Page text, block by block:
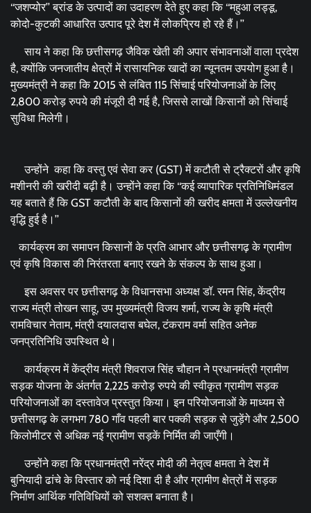
‘‘जशप्योर’’ ब्रांड के उत्पादों का उदाहरण देते हुए कहा कि ‘‘महुआ लड्डू,
कोदो-कुटकी आधारित उत्पाद पूरे देश में लोकप्रिय हो रहे हैं।’’
साय ने कहा कि छत्तीसगढ़ जैविक खेती की अपार संभावनाओं वाला प्रदेश
है, क्योंकि जनजातीय क्षेत्रों में रासायनिक खादों का न्यूनतम उपयोग हुआ है।
मुख्यमंत्री ने कहा कि 2015 से लंबित 115 सिंचाई परियोजनाओं के लिए
2,800 करोड़ रुपये की मंजूरी दी गई है, जिससे लाखों किसानों को सिंचाई
सुविधा मिलेगी।
उन्होंने कहा कि वस्तु एवं सेवा कर (GST) में कटौती से ट्रैक्टरों और कृषि
मशीनरी की खरीदी बढ़ी है। उन्होंने कहा कि ‘‘कई व्यापारिक प्रतिनिधिमंडल
यह बताते हैं कि GST कटौती के बाद किसानों की खरीद क्षमता में उल्लेखनीय
वृद्धि हुई है।’’
कार्यक्रम का समापन किसानों के प्रति आभार और छत्तीसगढ़ के ग्रामीण
एवं कृषि विकास की निरंतरता बनाए रखने के संकल्प के साथ हुआ।
इस अवसर पर छत्तीसगढ़ के विधानसभा अध्यक्ष डॉ. रमन सिंह, केंद्रीय
राज्य मंत्री तोखन साहू, उप मुख्यमंत्री विजय शर्मा, राज्य के कृषि मंत्री
रामविचार नेताम, मंत्री दयालदास बघेल, टंकराम वर्मा सहित अनेक
जनप्रतिनिधि उपस्थित थे।
कार्यक्रम में केंद्रीय मंत्री शिवराज सिंह चौहान ने प्रधानमंत्री ग्रामीण
सड़क योजना के अंतर्गत 2,225 करोड़ रुपये की स्वीकृत ग्रामीण सड़क
परियोजनाओं का दस्तावेज प्रस्तुत किया। इन परियोजनाओं के माध्यम से
छत्तीसगढ़ के लगभग 780 गाँव पहली बार पक्की सड़क से जुड़ेंगे और 2,500
किलोमीटर से अधिक नई ग्रामीण सड़कें निर्मित की जाएँगी।
उन्होंने कहा कि प्रधानमंत्री नरेंद्र मोदी की नेतृत्व क्षमता ने देश में
बुनियादी ढांचे के विस्तार को नई दिशा दी है और ग्रामीण क्षेत्रों में सड़क
निर्माण आर्थिक गतिविधियों को सशक्त बनाता है।